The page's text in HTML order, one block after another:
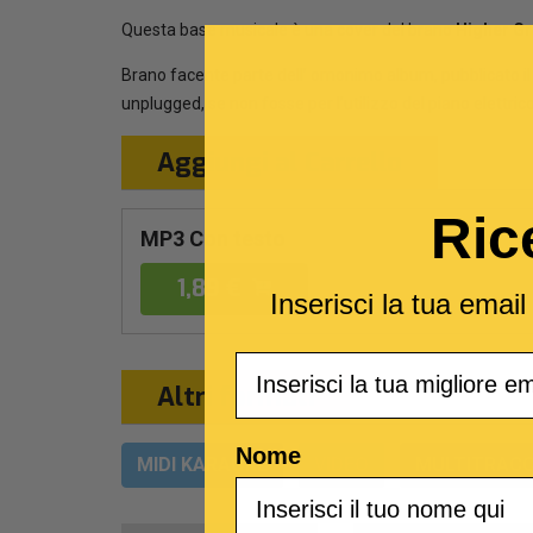
Questa base musicale è una cover del branoHigher
Brano facente parte dell’ omonimo album, pubblicato
unplugged, se non fosse per l’utilizzo del piano
Aggiungi al Carrello
MP3 Con testo
1,89 €
Altri formati
MIDI KARAOKE
Inserisci la tua
Nome